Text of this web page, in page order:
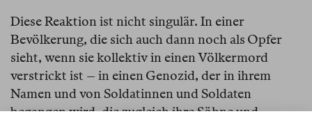
Diese Reaktion ist nicht singulär. In einer
Bevölkerung, die sich auch dann noch als Opfer
sieht, wenn sie kollektiv in einen Völkermord
verstrickt ist – in einen Genozid, der in ihrem
Namen und von Soldatinnen und Soldaten
begangen wird, die zugleich ihre Söhne und